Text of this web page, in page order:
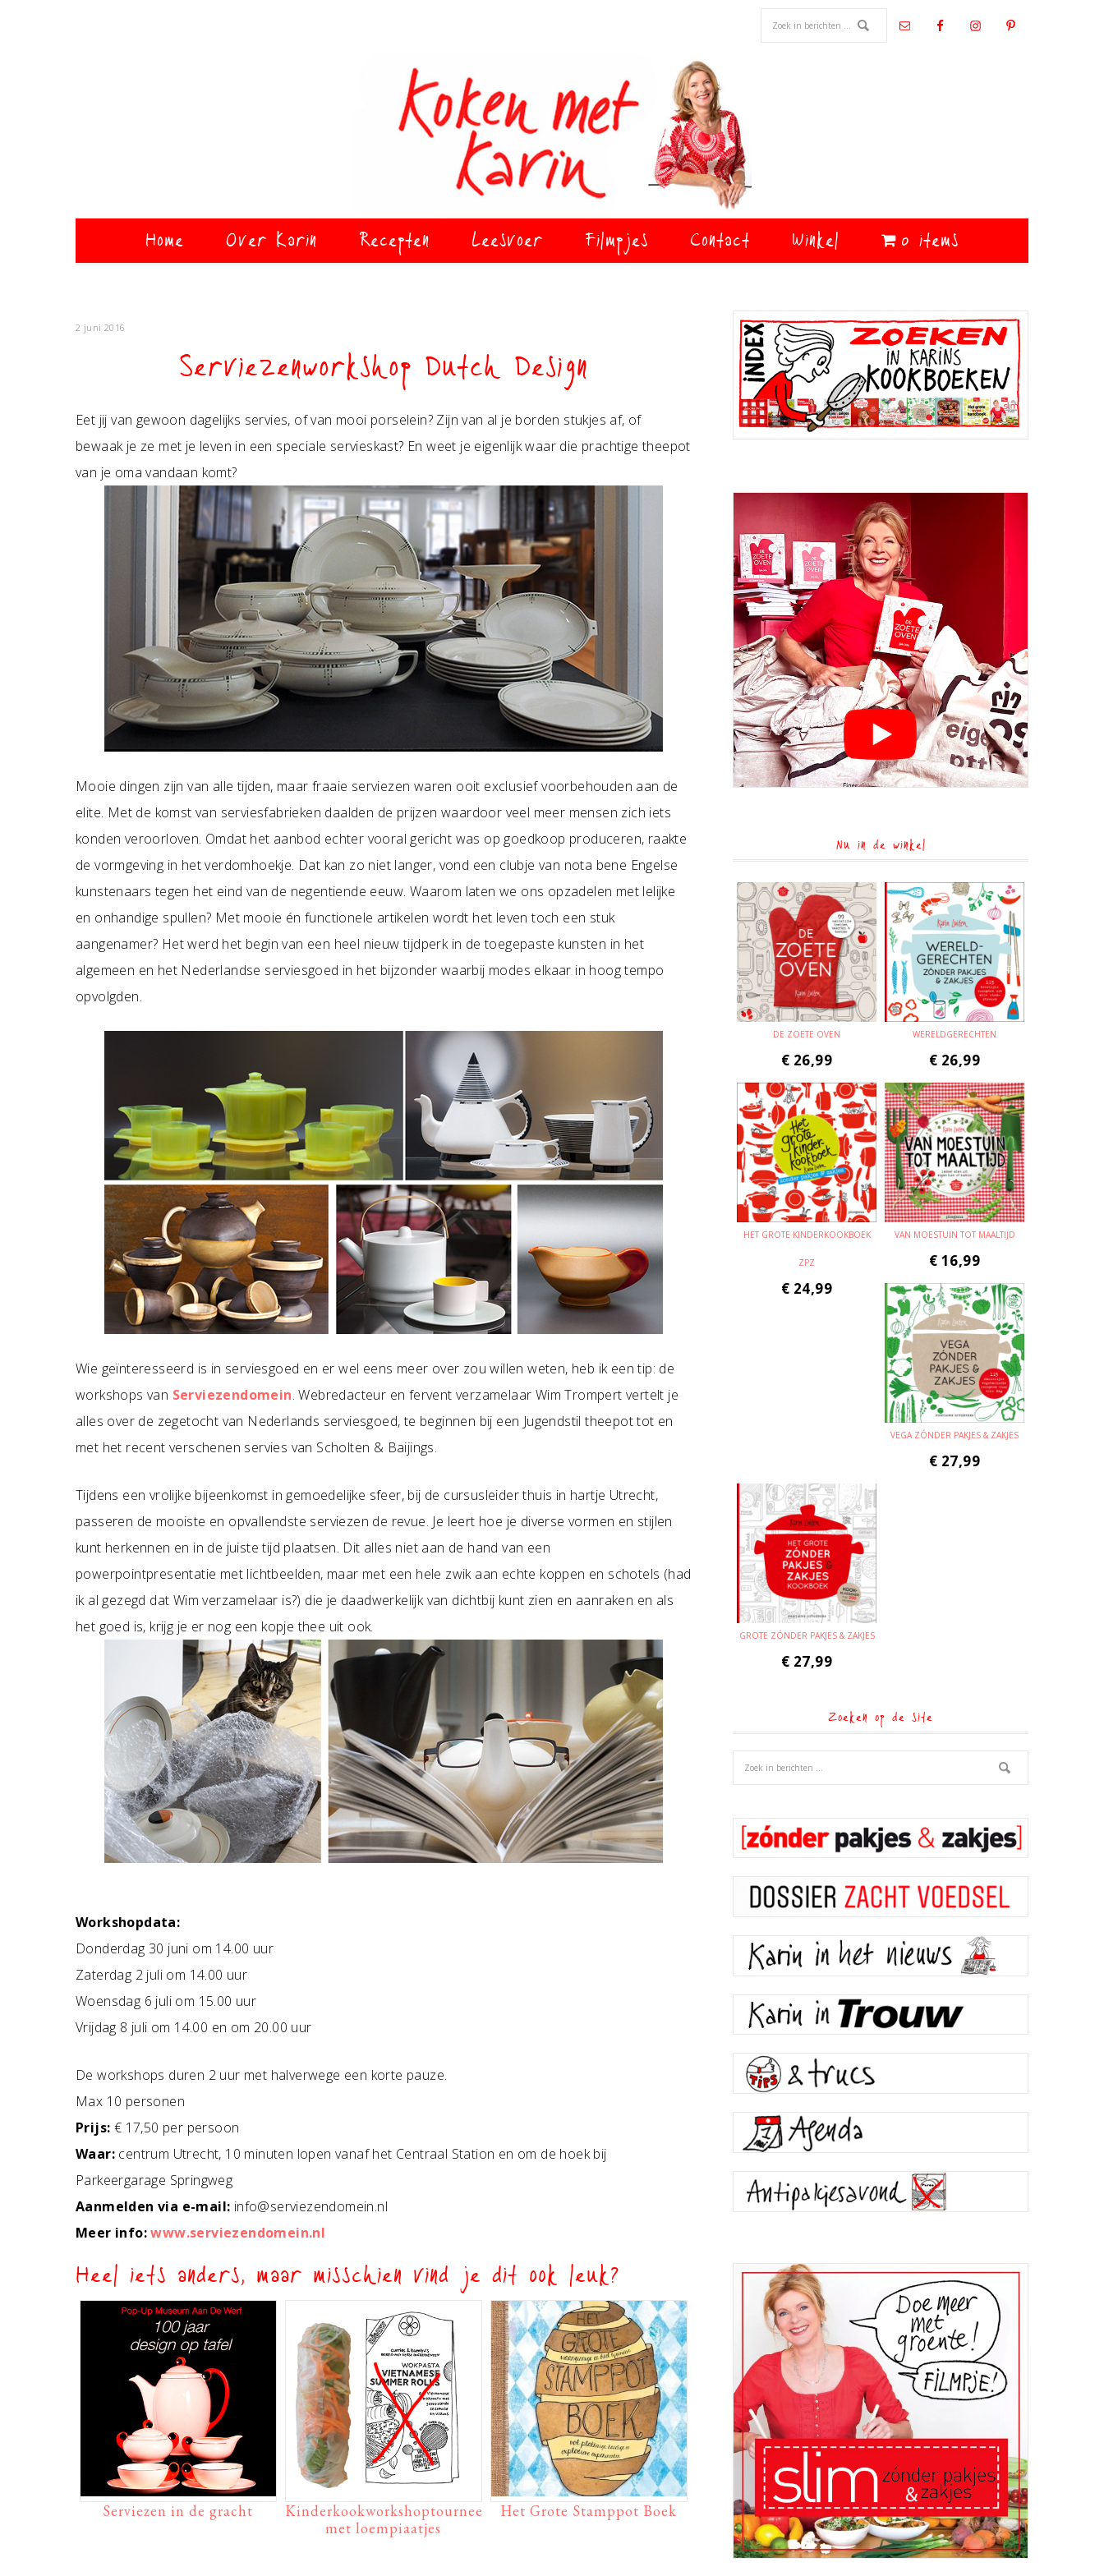
Home Over Karin Recepten Leesvoer Filmpjes Contact Winkel 0 items
2 juni 2016
Serviezenworkshop Dutch Design
Eet jij van gewoon dagelijks servies, of van mooi porselein? Zijn van al je borden stukjes af, of
bewaak je ze met je leven in een speciale servieskast? En weet je eigenlijk waar die prachtige theepot
van je oma vandaan komt?
Mooie dingen zijn van alle tijden, maar fraaie serviezen waren ooit exclusief voorbehouden aan de
elite. Met de komst van serviesfabrieken daalden de prijzen waardoor veel meer mensen zich iets
konden veroorloven. Omdat het aanbod echter vooral gericht was op goedkoop produceren, raakte
de vormgeving in het verdomhoekje. Dat kan zo niet langer, vond een clubje van nota bene Engelse
kunstenaars tegen het eind van de negentiende eeuw. Waarom laten we ons opzadelen met lelijke
en onhandige spullen? Met mooie én functionele artikelen wordt het leven toch een stuk
aangenamer? Het werd het begin van een heel nieuw tijdperk in de toegepaste kunsten in het
algemeen en het Nederlandse serviesgoed in het bijzonder waarbij modes elkaar in hoog tempo
opvolgden.
Wie geïnteresseerd is in serviesgoed en er wel eens meer over zou willen weten, heb ik een tip: de
workshops van Serviezendomein. Webredacteur en fervent verzamelaar Wim Trompert vertelt je
alles over de zegetocht van Nederlands serviesgoed, te beginnen bij een Jugendstil theepot tot en
met het recent verschenen servies van Scholten & Baijings.
Tijdens een vrolijke bijeenkomst in gemoedelijke sfeer, bij de cursusleider thuis in hartje Utrecht,
passeren de mooiste en opvallendste serviezen de revue. Je leert hoe je diverse vormen en stijlen
kunt herkennen en in de juiste tijd plaatsen. Dit alles niet aan de hand van een
powerpointpresentatie met lichtbeelden, maar met een hele zwik aan echte koppen en schotels (had
ik al gezegd dat Wim verzamelaar is?) die je daadwerkelijk van dichtbij kunt zien en aanraken en als
het goed is, krijg je er nog een kopje thee uit ook.
Workshopdata:
Donderdag 30 juni om 14.00 uur
Zaterdag 2 juli om 14.00 uur
Woensdag 6 juli om 15.00 uur
Vrijdag 8 juli om 14.00 en om 20.00 uur
De workshops duren 2 uur met halverwege een korte pauze.
Max 10 personen
Prijs: € 17,50 per persoon
Waar: centrum Utrecht, 10 minuten lopen vanaf het Centraal Station en om de hoek bij
Parkeergarage Springweg
Aanmelden via e-mail: info@serviezendomein.nl
Meer info: www.serviezendomein.nl
Heel iets anders, maar misschien vind je dit ook leuk?
Serviezen in de gracht
Kinderkookworkshoptournee
met loempiaatjes
Het Grote Stamppot Boek
Primaire
Sidebar
Nu in de winkel
DE ZOETE OVEN
€ 26,99
WERELDGERECHTEN
€ 26,99
HET GROTE KINDERKOOKBOEK
ZPZ
€ 24,99
VAN MOESTUIN TOT MAALTIJD
€ 16,99
VEGA ZÓNDER PAKJES & ZAKJES
€ 27,99
GROTE ZÓNDER PAKJES & ZAKJES
€ 27,99
Zoeken op de site